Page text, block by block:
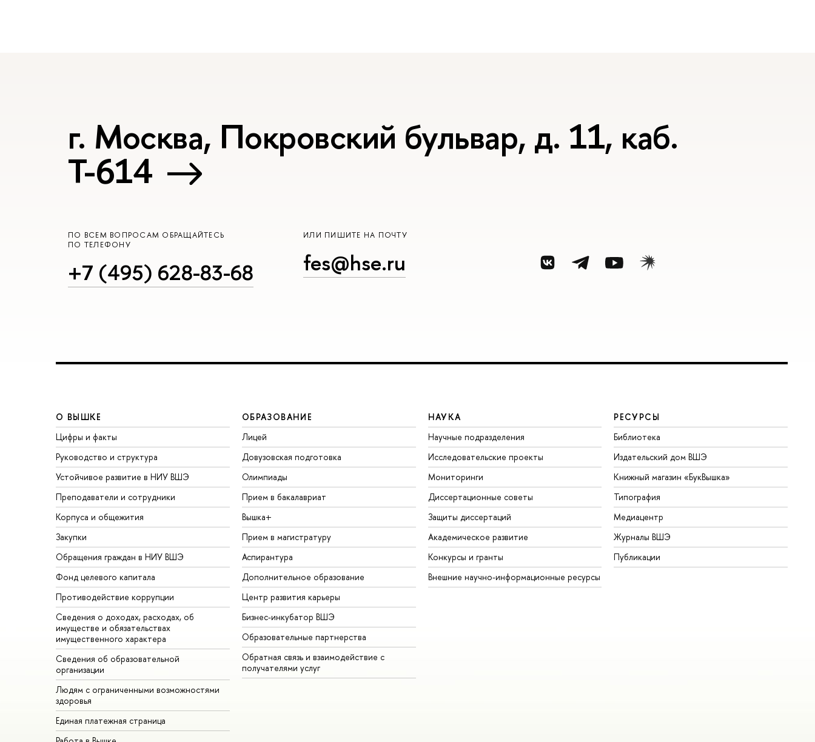
г. Москва, Покровский бульвар, д. 11, каб.
Т-614
ПО ВСЕМ ВОПРОСАМ ОБРАЩАЙТЕСЬ
ПО ТЕЛЕФОНУ
+7 (495) 628-83-68
ИЛИ ПИШИТЕ НА ПОЧТУ
fes@hse.ru
О ВЫШКЕ
Цифры и факты
Руководство и структура
Устойчивое развитие в НИУ ВШЭ
Преподаватели и сотрудники
Корпуса и общежития
Закупки
Обращения граждан в НИУ ВШЭ
Фонд целевого капитала
Противодействие коррупции
Сведения о доходах, расходах, об
имуществе и обязательствах
имущественного характера
Сведения об образовательной
организации
Людям с ограниченными возможностями
здоровья
Единая платежная страница
ОБРАЗОВАНИЕ
Лицей
Довузовская подготовка
Олимпиады
Прием в бакалавриат
Вышка+
Прием в магистратуру
Аспирантура
Дополнительное образование
Центр развития карьеры
Бизнес-инкубатор ВШЭ
Образовательные партнерства
Обратная связь и взаимодействие с
получателями услуг
НАУКА
Научные подразделения
Исследовательские проекты
Мониторинги
Диссертационные советы
Защиты диссертаций
Академическое развитие
Конкурсы и гранты
Внешние научно-информационные ресурсы
РЕСУРСЫ
Библиотека
Издательский дом ВШЭ
Книжный магазин «БукВышка»
Типография
Медиацентр
Журналы ВШЭ
Публикации